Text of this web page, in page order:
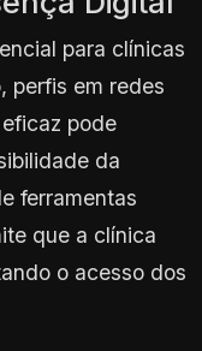
para clínicas
perfis em redes
pode
da
ferramentas
que a clínica
o acesso dos